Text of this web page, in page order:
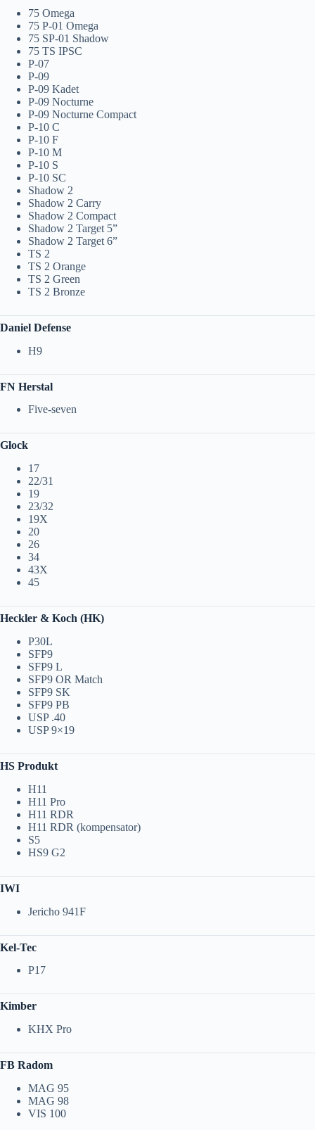
75 Omega
75 P-01 Omega
75 SP-01 Shadow
75 TS IPSC
P-07
P-09
P-09 Kadet
P-09 Nocturne
P-09 Nocturne Compact
P-10 C
P-10 F
P-10 M
P-10 S
P-10 SC
Shadow 2
Shadow 2 Carry
Shadow 2 Compact
Shadow 2 Target 5”
Shadow 2 Target 6”
TS 2
TS 2 Orange
TS 2 Green
TS 2 Bronze
Daniel Defense
H9
FN Herstal
Five-seven
Glock
17
22/31
19
23/32
19X
20
26
34
43X
45
Heckler & Koch (HK)
P30L
SFP9
SFP9 L
SFP9 OR Match
SFP9 SK
SFP9 PB
USP .40
USP 9×19
HS Produkt
H11
H11 Pro
H11 RDR
H11 RDR (kompensator)
S5
HS9 G2
IWI
Jericho 941F
Kel-Tec
P17
Kimber
KHX Pro
FB Radom
MAG 95
MAG 98
VIS 100